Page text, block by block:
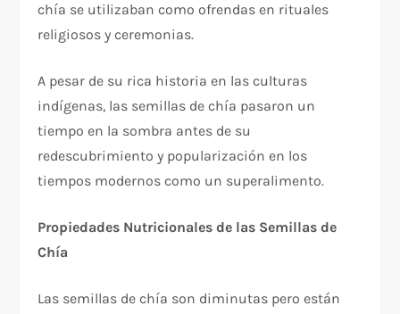
chía se utilizaban como ofrendas en rituales
religiosos y ceremonias.
A pesar de su rica historia en las culturas
indígenas, las semillas de chía pasaron un
tiempo en la sombra antes de su
redescubrimiento y popularización en los
tiempos modernos como un superalimento.
Propiedades Nutricionales de las Semillas de
Chía
Las semillas de chía son diminutas pero están